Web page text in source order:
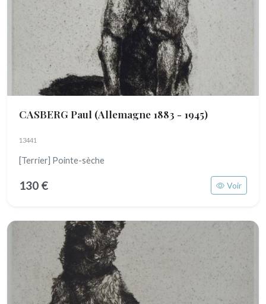
CASBERG Paul (Allemagne 1883 - 1945)
13441
[Terrier] Pointe-sèche
130 € Voir